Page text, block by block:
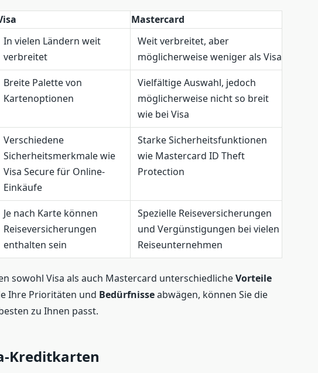
Mastercard
In vielen Ländern weit
verbreitet
Weit verbreitet, aber
möglicherweise weniger als Visa
Breite Palette von
Kartenoptionen
Vielfältige Auswahl, jedoch
möglicherweise nicht so breit
wie bei Visa
Verschiedene
Sicherheitsmerkmale wie
Visa Secure für Online-
Einkäufe
Starke Sicherheitsfunktionen
wie Mastercard ID Theft
Protection
Je nach Karte können
Reiseversicherungen
enthalten sein
Spezielle Reiseversicherungen
und Vergünstigungen bei vielen
Reiseunternehmen
sowohl Visa als auch Mastercard unterschiedlicheVorteile
Ihre Prioritäten und Bedürfnisseabwägen, können Sie die
zu Ihnen passt.
Kreditkarten